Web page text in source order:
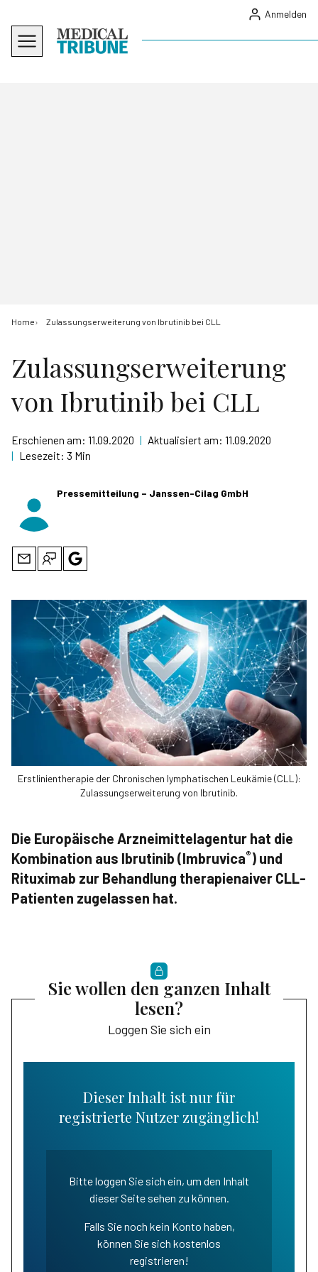
Anmelden
Home Zulassungserweiterung von Ibrutinib bei CLL
Zulassungserweiterung
von Ibrutinib bei CLL
Erschienen am: 11.09.2020 | Aktualisiert am: 11.09.2020
| Lesezeit: 3 Min
Pressemitteilung – Janssen-Cilag GmbH
Erstlinientherapie der Chronischen lymphatischen Leukämie (CLL):
Zulassungserweiterung von Ibrutinib.
Die Europäische Arzneimittelagentur hat die
Kombination aus Ibrutinib (Imbruvica®) und
Rituximab zur Behandlung therapienaiver CLL-
Patienten zugelassen hat.
Sie wollen den ganzen Inhalt
lesen?
Loggen Sie sich ein
Dieser Inhalt ist nur für
registrierte Nutzer zugänglich!
Bitte loggen Sie sich ein, um den Inhalt
dieser Seite sehen zu können.
Falls Sie noch kein Konto haben,
können Sie sich kostenlos
registrieren!